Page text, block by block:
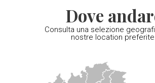
Dove
Consulta una selezione
nostre location